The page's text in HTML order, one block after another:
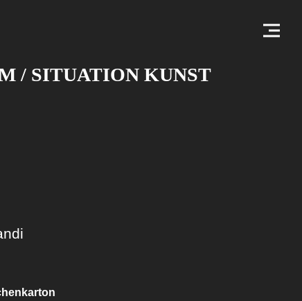
/ SITUATION KUNST